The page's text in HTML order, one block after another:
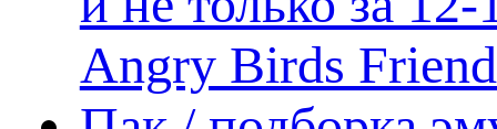
Angry Birds